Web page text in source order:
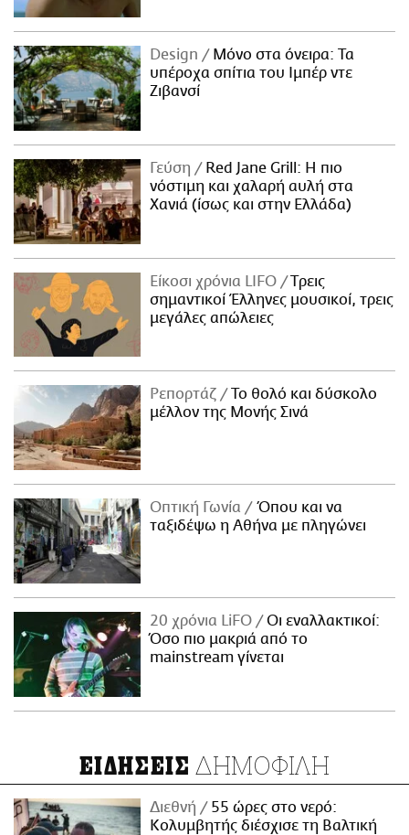
Design
Μόνο στα όνειρα: Τα
υπέροχα σπίτια του Ιμπέρ ντε
Ζιβανσί
Γεύση
Red Jane Grill: Η πιο
νόστιμη και χαλαρή αυλή στα
Χανιά (ίσως και στην Ελλάδα)
Είκοσι χρόνια LIFO
Tρεις
σημαντικοί Έλληνες μουσικοί, τρεις
μεγάλες απώλειες
Ρεπορτάζ
Το θολό και δύσκολο
μέλλον της Μονής Σινά
Οπτική Γωνία
Όπου και να
ταξιδέψω η Αθήνα με πληγώνει
20 χρόνια LiFO
Οι εναλλακτικοί:
Όσο πιο μακριά από το
mainstream γίνεται
ΕΙΔΗΣΕΙΣ ΔΗΜΟΦΙΛΗ
Διεθνή
55 ώρες στο νερό:
Κολυμβητής διέσχισε τη Βαλτική